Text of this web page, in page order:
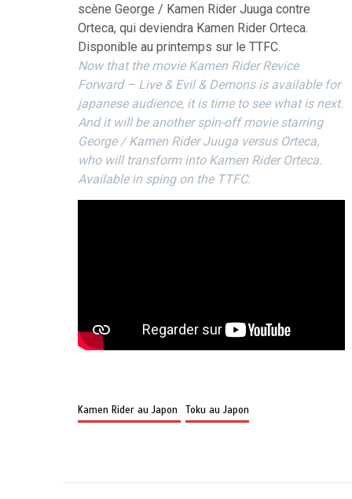
scène George / Kamen Rider Juuga contre
Orteca, qui deviendra Kamen Rider Orteca.
Disponible au printemps sur le TTFC.
Now that the movie Kamen Rider Revice
Forward – Live & Evil & Demons is available for
japanese audience, it is time to see what is next.
And it will be another spin-off movie starring
George / Kamen Rider Juuga versus Orteca,
who will transform into Kamen Rider Orteca.
Available in sping on the TTFC.
Kamen Rider au Japon Toku au Japon